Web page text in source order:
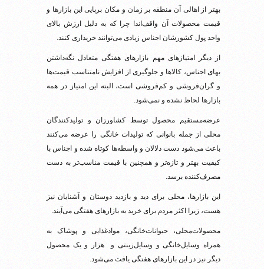
بهتر از اهالی آن منطقه بر زمان و مکان برپایی این بازارها و
قیمت محصولات آن واقف‌اند! چرا که به دلیل ارزش بالای
واحد پول کشورشان اجناس زیادی می‌توانند خریداری کنند.
از دیگر امتیازهای مهم بازارهای هفتگی متعادل نگه‌داشتن
بهای اجناس، کالاها و جلوگیری از افزایش نامتناسب قیمت‌ها
و گران‌فروشی و کم‌فروشی است، البته این امتیاز در همه
بازارها لحاظ نشده و نمی‌شود.
عرضه‌مستقیم محصول توسط کشاورزان و تولیدکنندگان
محلی از جمله بانوانی که تولیدات خانگی را عرضه می‌کنند
باعث می‌شود دست دلالان و واسطه‌ها کوتاه شده و اجناس با
کیفیت بهتر و تازه‌تر و همچنین با قیمت مناسب‌تر به دست
مصرف‌کننده برسد.
این بازارها، محلی برای دید و بازدید دوستان و آشنایان نیز
هست، زیرا اکثر مردم برای خرید به بازارهای هفتگی می‌آیند.
محصولات‌محلی، حیوانات‌خانگی، مواد‌غذایی و پوشاک به
همراه وسایل‌خانگی و وسایل‌زینتی و هزار و یک محصول
دیگر نیز در این بازارهای هفتگی یافت می‌شود.